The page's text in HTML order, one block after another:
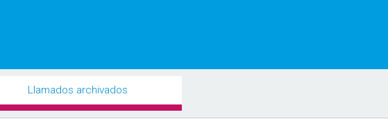
Llamados archivados